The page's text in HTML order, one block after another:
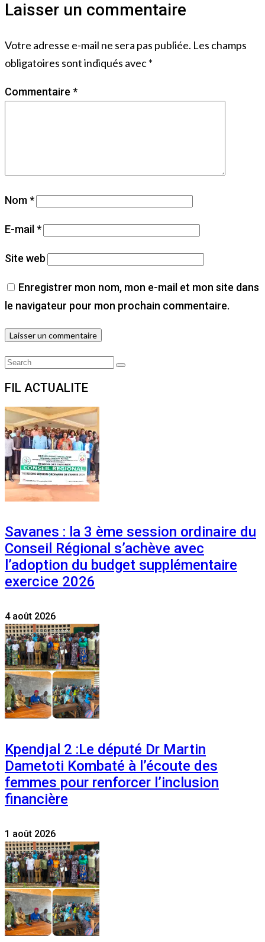
Laisser un commentaire
Votre adresse e-mail ne sera pas publiée. Les champs
obligatoires sont indiqués avec*
Commentaire *
Nom*
E-mail*
Site web
Enregistrer mon nom, mon e-mail et mon site dans
le navigateur pour mon prochain commentaire.
Search
Search
FIL ACTUALITE
Savanes : la 3 ème session ordinaire du
Conseil Régional s’achève avec
l’adoption du budget supplémentaire
exercice 2026
4 août 2026
Kpendjal 2 :Le député Dr Martin
Dametoti Kombaté à l’écoute des
femmes pour renforcer l’inclusion
financière
1 août 2026